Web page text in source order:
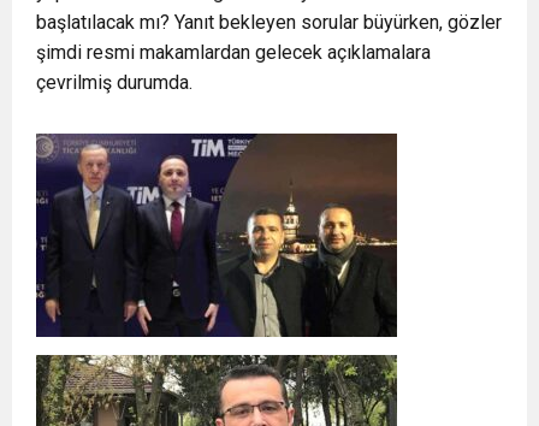
başlatılacak mı? Yanıt bekleyen sorular büyürken, gözler
şimdi resmi makamlardan gelecek açıklamalara
çevrilmiş durumda.